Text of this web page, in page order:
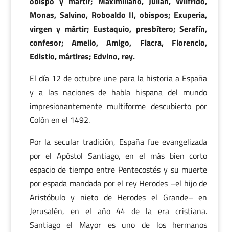
Monas, Salvino, Roboaldo II, obispos; Exuperia,
virgen y mártir; Eustaquio, presbítero; Serafín,
confesor; Amelio, Amigo, Fiacra, Florencio,
Edistio, mártires; Edvino, rey.
El día 12 de octubre une para la historia a España
y a las naciones de habla hispana del mundo
impresionantemente multiforme descubierto por
Colón en el 1492.
Por la secular tradición, España fue evangelizada
por el Apóstol Santiago, en el más bien corto
espacio de tiempo entre Pentecostés y su muerte
por espada mandada por el rey Herodes –el hijo de
Aristóbulo y nieto de Herodes el Grande– en
Jerusalén, en el año 44 de la era cristiana.
Santiago el Mayor es uno de los hermanos